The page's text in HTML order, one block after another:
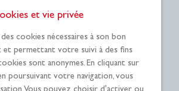
et vie privée
cookies nécessaires à son bon
et permettant votre suivi à des fins
sont anonymes. En cliquant sur
poursuivant votre navigation, vous